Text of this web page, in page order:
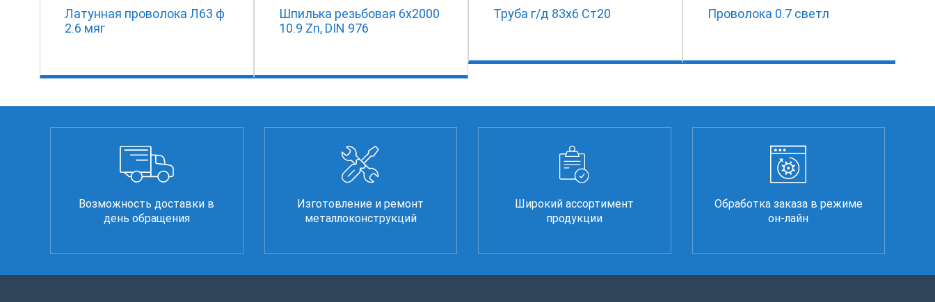
Латунная проволока Л63 ф
2.6 мяг
Шпилька резьбовая 6х2000
10.9 Zn, DIN 976
Труба г/д 83х6 Ст20 Проволока 0.7 светл
Возможность доставки в
день обращения
Изготовление и ремонт
металлоконструкций
Широкий ассортимент
продукции
Обработка заказа в режиме
он-лайн